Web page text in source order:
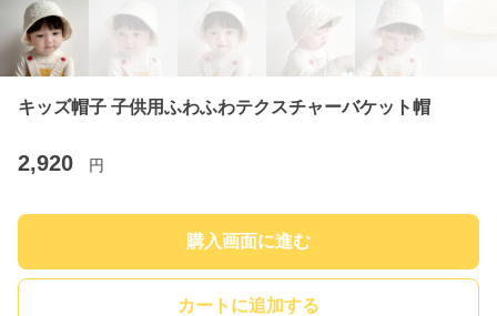
キッズ帽子 子供用ふわふわテクスチャーバケット帽
2,920 円
購入画面に進む
カートに追加する